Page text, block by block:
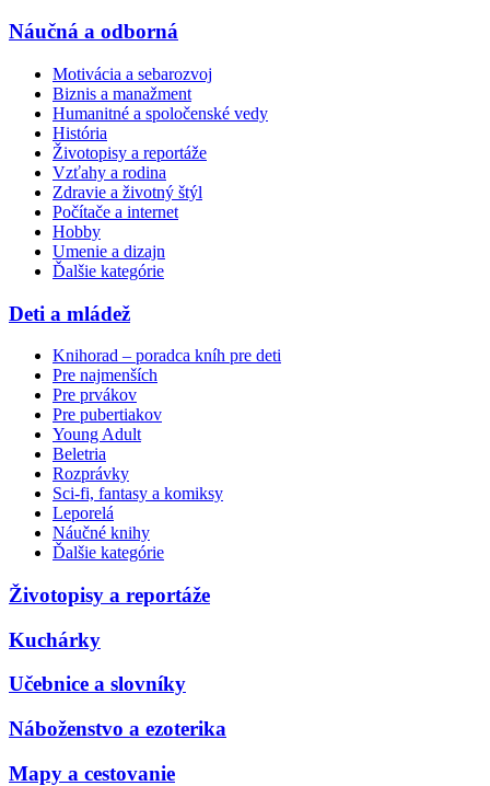
Náučná a odborná
Motivácia a sebarozvoj
Biznis a manažment
Humanitné a spoločenské vedy
História
Životopisy a reportáže
Vzťahy a rodina
Zdravie a životný štýl
Počítače a internet
Hobby
Umenie a dizajn
Ďalšie kategórie
Deti a mládež
Knihorad – poradca kníh pre deti
Pre najmenších
Pre prvákov
Pre pubertiakov
Young Adult
Beletria
Rozprávky
Sci-fi, fantasy a komiksy
Leporelá
Náučné knihy
Ďalšie kategórie
Životopisy a reportáže
Kuchárky
Učebnice a slovníky
Náboženstvo a ezoterika
Mapy a cestovanie